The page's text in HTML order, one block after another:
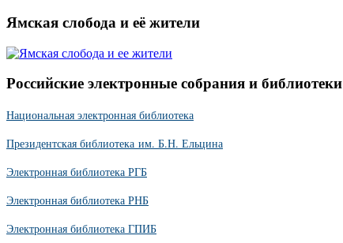
Ямская слобода и её жители
Российские электронные собрания и библиотеки
Национальная электронная библиотека
Президентская библиотека им. Б.Н. Ельцина
Электронная библиотека РГБ
Электронная библиотека РНБ
Электронная библиотека ГПИБ